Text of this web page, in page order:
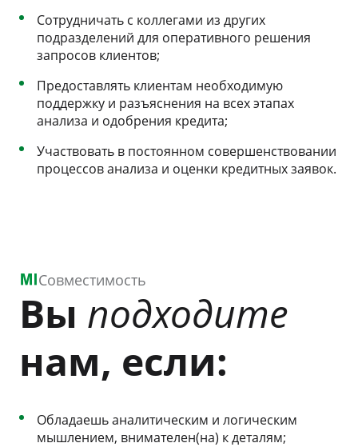
Сотрудничать с коллегами из других
подразделений для оперативного решения
запросов клиентов;
Предоставлять клиентам необходимую
поддержку и разъяснения на всех этапах
анализа и одобрения кредита;
Участвовать в постоянном совершенствовании
процессов анализа и оценки кредитных заявок.
Совместимость
Вы подходите
нам, если:
Обладаешь аналитическим и логическим
мышлением, внимателен(на) к деталям;